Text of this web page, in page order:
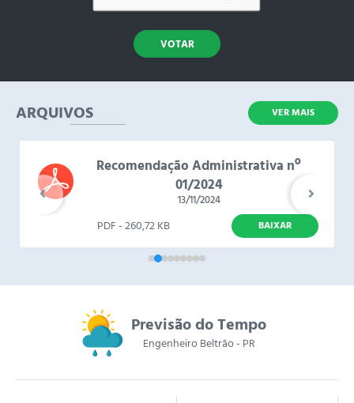
VOTAR
ARQUIVOS VER MAIS
Recomendação Administrativa nº
01/2024
13/11/2024
PDF - 260,72 KB BAIXAR
Previsão do Tempo
Engenheiro Beltrão - PR